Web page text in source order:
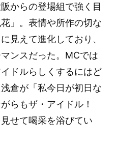
からの登場組で強く目
」。表情や所作の切な
見えて進化しており、
ンスだった。MCでは
ドルらしくするにはど
倉が「私今日が初日な
らもザ・アイドル！
せて喝采を浴びてい